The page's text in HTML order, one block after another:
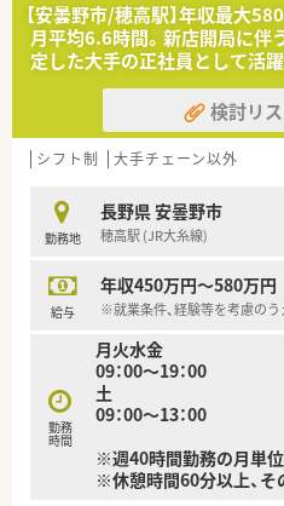
【安曇野市/穂高駅】年収最大
月平均6.6時間。新店開局に伴
定した大手の正社員として活
検討リ
シフト制 大手チェーン以外
勤務地
長野県 安曇野市
穂高駅 (JR大糸線)
給与
年収450万円～580万円
※就業条件、経験等を考慮のう
勤務
時間
月火水金
09：00～19：00
土
09：00～13：00
※週40時間勤務の月単
※休憩時間60分以上、